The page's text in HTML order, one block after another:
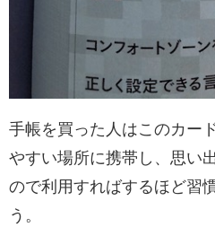
手帳を買った人はこのカー
やすい場所に携帯し、思い
ので利用すればするほど習
う。